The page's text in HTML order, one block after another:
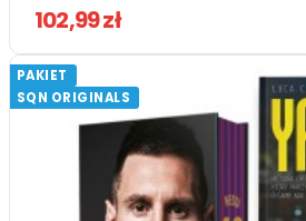
102,99 zł
PAKIET
SQN ORIGINALS